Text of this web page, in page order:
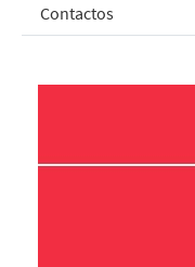
Contactos